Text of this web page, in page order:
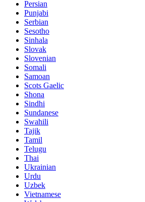
Persian
Punjabi
Serbian
Sesotho
Sinhala
Slovak
Slovenian
Somali
Samoan
Scots Gaelic
Shona
Sindhi
Sundanese
Swahili
Tajik
Tamil
Telugu
Thai
Ukrainian
Urdu
Uzbek
Vietnamese